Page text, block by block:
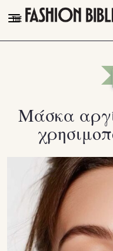
THE
TALK OF THE
PLEASURES
VIDEOS
FOLLOW
Facebook
Instagram
Youtube
Μάσκα